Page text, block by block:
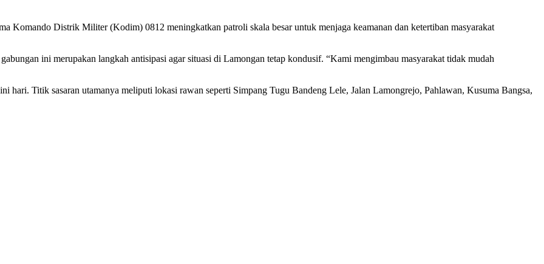
Komando Distrik Militer (Kodim) 0812 meningkatkan patroli skala besar untuk menjaga keamanan dan ketertiban masyarakat
ini merupakan langkah antisipasi agar situasi di Lamongan tetap kondusif. “Kami mengimbau masyarakat tidak mudah
Titik sasaran utamanya meliputi lokasi rawan seperti Simpang Tugu Bandeng Lele, Jalan Lamongrejo, Pahlawan, Kusuma Bangsa,